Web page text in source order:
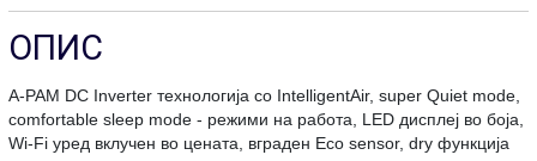
ОПИС
A-PAM DC Inverter технологија со IntelligentAir, super Quiet mode,
comfortable sleep mode - режими на работа, LED дисплеј во боја,
Wi-Fi уред вклучен во цената, вграден Eco sensor, dry функција